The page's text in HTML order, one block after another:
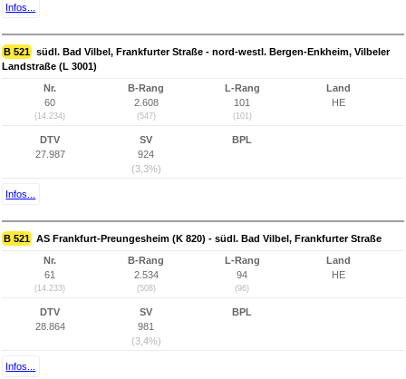
Infos...
B 521 südl. Bad Vilbel, Frankfurter Straße - nord-westl. Bergen-Enkheim, Vilbeler
Landstraße (L 3001)
Nr.
60
(14.234)
B-Rang
2.608
(547)
L-Rang
101
(101)
Land
HE
DTV
27.987
SV
924
(3,3%)
BPL
Infos...
B 521 AS Frankfurt-Preungesheim (K 820) - südl. Bad Vilbel, Frankfurter Straße
Nr.
61
(14.233)
B-Rang
2.534
(508)
L-Rang
94
(96)
Land
HE
DTV
28.864
SV
981
(3,4%)
BPL
Infos...